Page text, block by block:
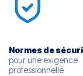
Normes de
pour une exigence
professionnelle